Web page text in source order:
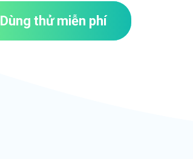
Dùng thử miễn phí